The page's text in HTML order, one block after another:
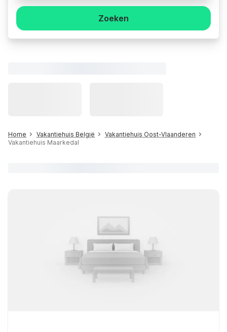
Zoeken
Home Vakantiehuis België
Vakantiehuis Oost-Vlaanderen
Vakantiehuis Maarkedal